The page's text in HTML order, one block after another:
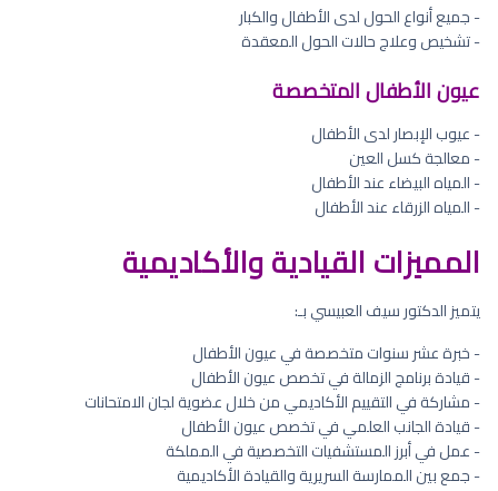
- جميع أنواع الحول لدى الأطفال والكبار
- تشخيص وعلاج حالات الحول المعقدة
عيون الأطفال المتخصصة
- عيوب الإبصار لدى الأطفال
- معالجة كسل العين
- المياه البيضاء عند الأطفال
- المياه الزرقاء عند الأطفال
المميزات القيادية والأكاديمية
يتميز الدكتور سيف العبيسي بـ:
- خبرة عشر سنوات متخصصة في عيون الأطفال
- قيادة برنامج الزمالة في تخصص عيون الأطفال
- مشاركة في التقييم الأكاديمي من خلال عضوية لجان الامتحانات
- قيادة الجانب العلمي في تخصص عيون الأطفال
- عمل في أبرز المستشفيات التخصصية في المملكة
- جمع بين الممارسة السريرية والقيادة الأكاديمية